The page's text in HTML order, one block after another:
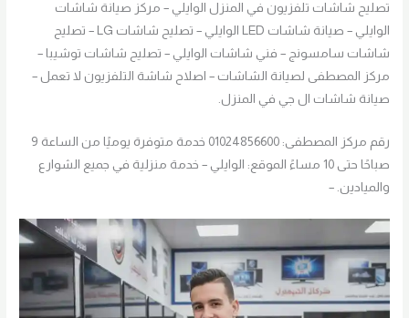
تصليح شاشات تلفزيون في المنزل الوايلي – مركز صيانة شاشات
الوايلي – صيانة شاشات LED الوايلي – تصليح شاشات LG – تصليح
شاشات سامسونج – فني شاشات الوايلي – تصليح شاشات توشيبا –
مركز المصطفى لصيانة الشاشات – اصلاح شاشة التلفزيون لا تعمل –
صيانة شاشات ال جي في المنزل.
رقم مركز المصطفى: 01024856600 خدمة متوفرة يوميًا من الساعة 9
صباحًا حتى 10 مساءً الموقع: الوايلي – خدمة منزلية في جميع الشوارع
والميادين. –